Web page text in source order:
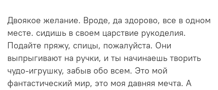
Двоякое желание. Вроде, да здорово, все в одном
месте. сидишь в своем царствие рукоделия.
Подайте пряжу, спицы, пожалуйста. Они
выпрыгивают на ручки, и ты начинаешь творить
чудо-игрушку, забыв обо всем. Это мой
фантастический мир, это моя давняя мечта. А